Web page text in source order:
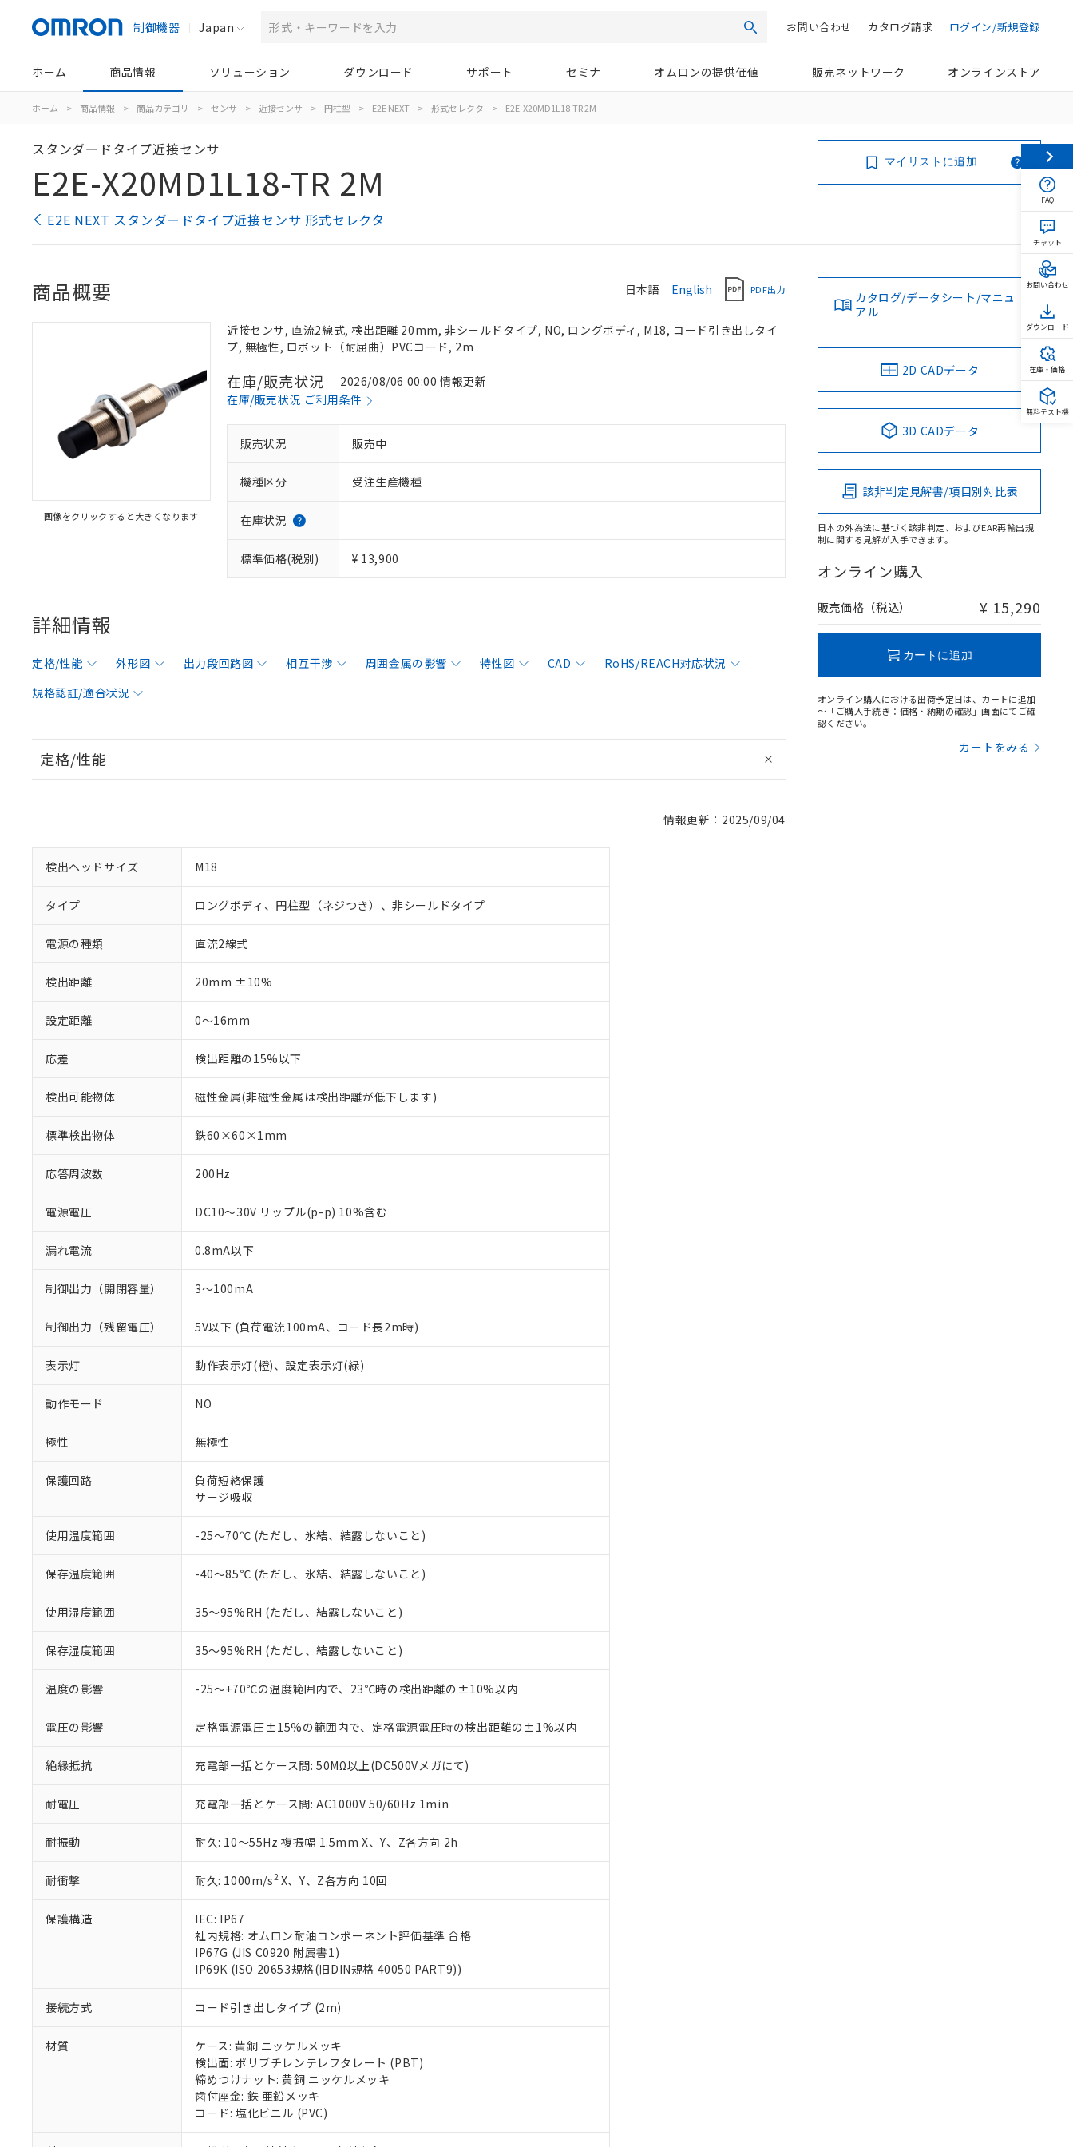
制御機器 Japan 検索 ログイン/新規登録
カタログ請求
お問い合わせ
ホーム 商品情報 ソリューション ダウンロード サポート セミナ オムロンの提供価値 販売ネットワーク オンラインストア
ホーム > 商品情報 > 商品カテゴリ > センサ > 近接センサ > 円柱型 > E2E NEXT > 形式セレクタ > E2E-X20MD1L18-TR 2M
スタンダードタイプ近接センサ
E2E-X20MD1L18-TR 2M
E2E NEXT スタンダードタイプ近接センサ 形式セレクタ
マイリストに追加
日本語 English PDF出力
商品概要
画像をクリックすると大きくなります
近接センサ, 直流2線式, 検出距離 20mm, 非シールドタイプ, NO, ロングボディ, M18, コード引き出しタイ
プ, 無極性, ロボット（耐屈曲）PVCコード, 2m
在庫/販売状況
2026/08/06 00:00 情報更新
在庫/販売状況 ご利用条件
販売状況 販売中
機種区分 受注生産機種
在庫状況
標準価格(税別) ¥ 13,900
詳細情報
定格/性能 外形図 出力段回路図 相互干渉 周囲金属の影響 特性図 CAD
RoHS/REACH対応状況
規格認証/適合状況
定格/性能
情報更新：2025/09/04
検出ヘッドサイズ M18
タイプ ロングボディ、円柱型（ネジつき）、非シールドタイプ
電源の種類 直流2線式
検出距離 20mm ±10%
設定距離 0～16mm
応差 検出距離の15%以下
検出可能物体 磁性金属(非磁性金属は検出距離が低下します)
標準検出物体 鉄60×60×1mm
応答周波数 200Hz
電源電圧 DC10～30V リップル(p-p) 10%含む
漏れ電流 0.8mA以下
制御出力（開閉容量） 3～100mA
制御出力（残留電圧） 5V以下 (負荷電流100mA、コード長2m時)
表示灯 動作表示灯(橙)、設定表示灯(緑)
動作モード NO
極性 無極性
保護回路
負荷短絡保護
サージ吸収
使用温度範囲 -25～70℃ (ただし、氷結、結露しないこと)
保存温度範囲 -40～85℃ (ただし、氷結、結露しないこと)
使用湿度範囲 35～95%RH (ただし、結露しないこと)
保存湿度範囲 35～95%RH (ただし、結露しないこと)
温度の影響 -25～+70℃の温度範囲内で、23℃時の検出距離の±10%以内
電圧の影響 定格電源電圧±15%の範囲内で、定格電源電圧時の検出距離の±1%以内
絶縁抵抗 充電部一括とケース間: 50MΩ以上(DC500Vメガにて)
耐電圧 充電部一括とケース間: AC1000V 50/60Hz 1min
耐振動 耐久: 10～55Hz 複振幅 1.5mm X、Y、Z各方向 2h
耐衝撃 耐久: 1000m/s2X、Y、Z各方向 10回
保護構造
IEC: IP67
社内規格: オムロン耐油コンポーネント評価基準 合格
IP67G (JIS C0920 附属書1)
IP69K (ISO 20653規格(旧DIN規格 40050 PART9))
接続方式 コード引き出しタイプ (2m)
材質
ケース: 黄銅 ニッケルメッキ
検出面: ポリブチレンテレフタレート (PBT)
締めつけナット: 黄銅 ニッケルメッキ
歯付座金: 鉄 亜鉛メッキ
コード: 塩化ビニル (PVC)
カタログ/データシート/マニュ
アル
2D CADデータ
3D CADデータ
該非判定見解書/項目別対比表
日本の外為法に基づく該非判定、およびEAR再輸出規
制に関する見解が入手できます。
オンライン購入
販売価格（税込） ¥ 15,290
カートに追加
オンライン購入における出荷予定日は、カートに追加
～「ご購入手続き：価格・納期の確認」画面にてご確
認ください。
カートをみる
ご利用条件
くものです。
当社制御機器事業取扱商品の中には、本サービスの対象外となる商品もあることをご了承ください。
在庫状況および標準価格照会結果は、記載している更新日時点での社内データに基づき作成されるも
い。
正式な納期状況および標準価格はお客様のお取引先、またはお客様担当のオムロン制御機器販売店・
当社販売員にご相談ください。
オムロン制御機器販売店や当社販売拠点は「販売ネットワーク
在庫状況および標準価格結果を当社の事前の承諾なく第三者に漏洩または開示しないようお願いしま
マイパーツ機能（部品リスト作成サービス）をご利用いただくには、I-Webメンバーズにご登録され
ている必要があります。
が、当社の製品・サービスに関するお客様との取引・商談に必要な範囲で利用することをご了承くだ
さい。
※当社の共同利用者とは、"個人情報の共同利用に関して"
いる法人を指します。
※1 対応状況
対応済み：EU RoHS指令（10物質）の非含有に対応した製品が提供可能な商品です。
があります。
六価クロム(Cr(Ⅵ)) 1000ppm以下、ポリ臭化ビフェニル類(PBB) 1000ppm以下、ポリ臭化ジフェニルエーテル類(PBDE) 1000ppm以下、
フタル酸ビス(2-エチルヘキシル) (DEHP)(別名：DOP) 1000ppm以下、フタル酸ブチルベンジル（BBP） 1000ppm以下、フタル酸ジブチ
ル（DBP） 1000ppm以下、フタル酸ジイソブチル (DIBP) 1000ppm以下
但し、RoHS指令で産業用監視および制御機器に対する適用除外項目は除く。
フタル酸エステル類の４物質については閾値を超える意図的な使用がないことを確認しています。
※2 対応予定月
部品在庫の切り替え状況などにより、予定月が前後することがあります。
※3 非含有証明書ダウンロード
下記の非含有証明書をダウンロードすることができます。
EU RoHS指令（10物質）の非含有証明書
51物質の非含有証明書（当社基準）
また、RoHS指令のフタル酸エステル類４物質の対応では、対応完了までの期間は出荷製品に未対応品が
混在することから備考欄に対応日を記載しておりました。
り割愛しております。
「○」：最大均質材料含有率が中国RoHSの基準値以下であることを示します。
*中国RoHS10物質の基準値 (GB/T26572)：
Pb(鉛) :1000ppm、 Hg(水銀) : 1000ppm、 Cd(カドミウム) : 100ppm、
DBP(フタル酸ジブチル) : 1000ppm、 DIBP(フタル酸ジイソブチル) : 1000ppm、 BBP(フタル酸ブチルベンジル) : 1000ppm、
※2 環境保護使用期限
「ｅ」：有害物質（10物質）のすべてが基準値以下であることを示します。
「10」：通常の使用状況下において有害物質が外部に漏えいし、環境に深刻な影響を及ぼさない年数を意
「－」：未確認です。当社販売部門へお問い合わせください。
う）を輸出または国外への提供する場合は、日本国政府の輸出許可(または役務取引許可)を取得する
などの必要な手続きをとります。
ます。
当社は貴社製品を、核兵器、ミサイル、化学兵器、生物兵器またはその他武器並びにこれらの製造装
当社は、貴社製品を第三者に販売する場合は、上記1、2および3の内容を当該第三者に通知します。
また当社は、販売先および販売に係わる関係者が違法に輸出するおそれがある場合は、取り引きをい
たしません。
合意する
記
号
説明
○ 一定数以上の在庫あり
△ 一定数には満たないが在庫あり
－
在庫なし(最新の在庫状況については、お客様のお取引先、またはお客様担当のオムロン制御
機器販売店・当社販売員にご確認ください)
空
白
受注生産機種、また在庫状況の情報を公開していない機種
FAQ
チャット
お問い合わせ
ダウンロード
在庫・価格
無料テスト機